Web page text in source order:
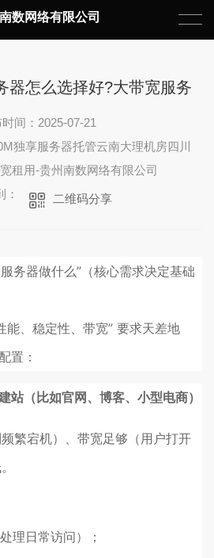
数网络有限公司
器怎么选择好?大带宽服务
间：2025-07-21
独享服务器托管云南大理机房四川
租用-贵州南数网络有限公司
：
二维码分享
务器做什么”（核心需求决定基础
能、稳定性、带宽” 要求天差地
置：
站（比如官网、博客、小型电商）
繁宕机）、带宽足够（用户打开
理日常访问）；